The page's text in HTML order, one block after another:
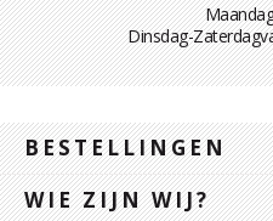
Dinsdag-
BESTELLINGEN
WIE ZIJN WIJ?